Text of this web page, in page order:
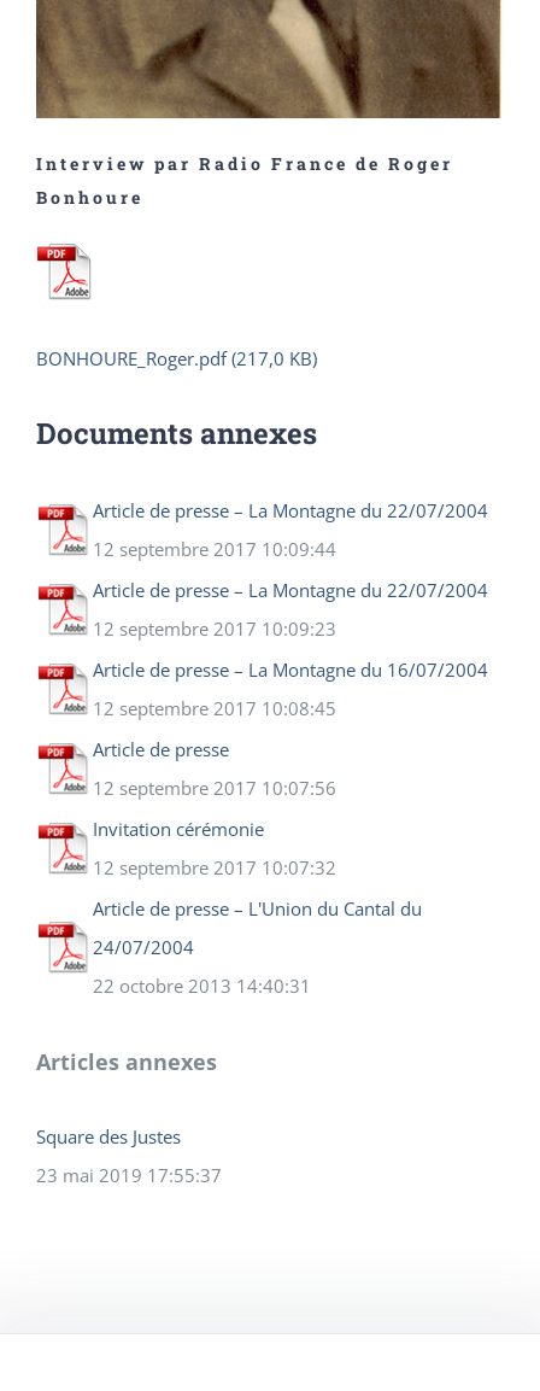
Interview par Radio France de Roger
Bonhoure
BONHOURE_Roger.pdf (217,0 KB)
Documents annexes
Article de presse – La Montagne du 22/07/2004
12 septembre 2017 10:09:44
Article de presse – La Montagne du 22/07/2004
12 septembre 2017 10:09:23
Article de presse – La Montagne du 16/07/2004
12 septembre 2017 10:08:45
Article de presse
12 septembre 2017 10:07:56
Invitation cérémonie
12 septembre 2017 10:07:32
Article de presse – L'Union du Cantal du
24/07/2004
22 octobre 2013 14:40:31
Articles annexes
Square des Justes
23 mai 2019 17:55:37